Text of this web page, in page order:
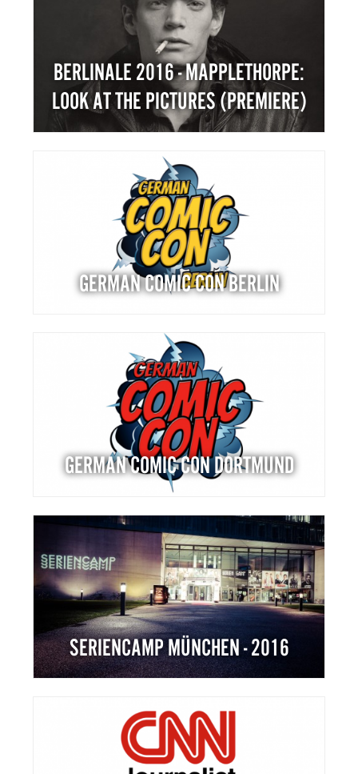
BERLINALE 2016 - MAPPLETHORPE:
LOOK AT THE PICTURES (PREMIERE)
GERMAN COMIC CON BERLIN
GERMAN COMIC CON DORTMUND
SERIENCAMP MÜNCHEN - 2016